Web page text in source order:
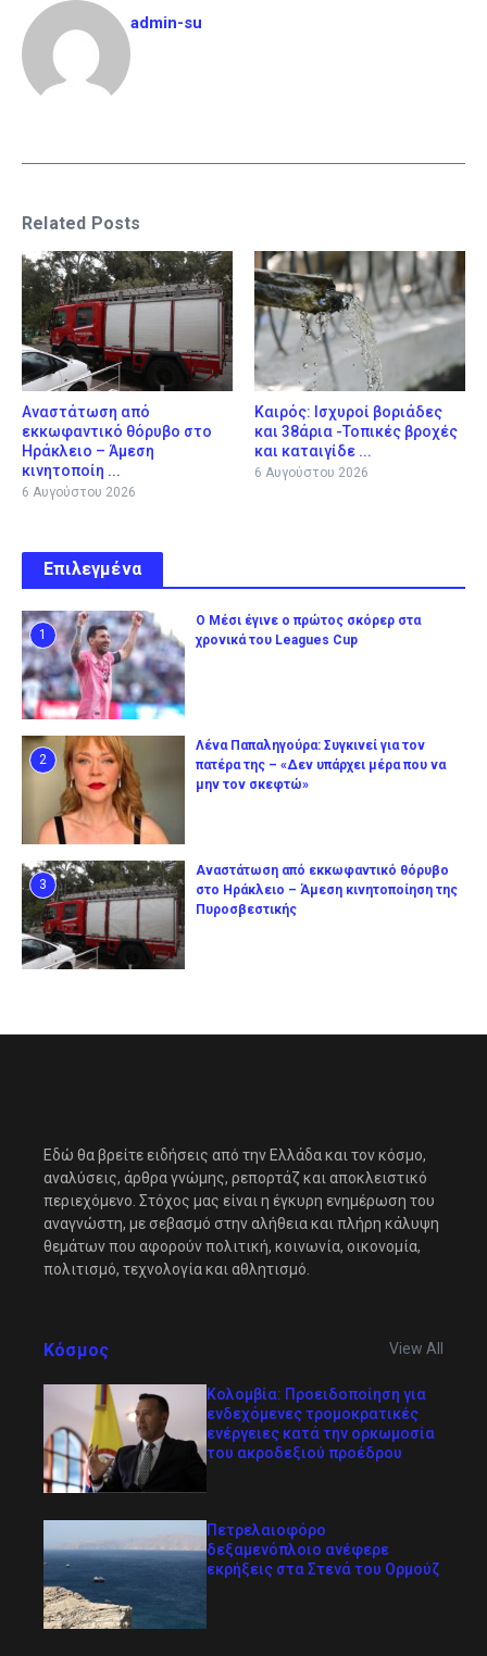
admin-su
Related Posts
Αναστάτωση από
εκκωφαντικό θόρυβο στο
Ηράκλειο – Άμεση
κινητοποίη ...
6 Αυγούστου 2026
Καιρός: Ισχυροί βοριάδες
και 38άρια -Τοπικές βροχές
και καταιγίδε ...
6 Αυγούστου 2026
Επιλεγμένα
1
Ο Μέσι έγινε ο πρώτος σκόρερ στα
χρονικά του Leagues Cup
2
Λένα Παπαληγούρα: Συγκινεί για τον
πατέρα της – «Δεν υπάρχει μέρα που να
μην τον σκεφτώ»
3
Αναστάτωση από εκκωφαντικό θόρυβο
στο Ηράκλειο – Άμεση κινητοποίηση της
Πυροσβεστικής
Εδώ θα βρείτε ειδήσεις από την Ελλάδα και τον κόσμο,
αναλύσεις, άρθρα γνώμης, ρεπορτάζ και αποκλειστικό
περιεχόμενο. Στόχος μας είναι η έγκυρη ενημέρωση του
αναγνώστη, με σεβασμό στην αλήθεια και πλήρη κάλυψη
θεμάτων που αφορούν πολιτική, κοινωνία, οικονομία,
πολιτισμό, τεχνολογία και αθλητισμό.
Κόσμος View All
Κολομβία: Προειδοποίηση για
ενδεχόμενες τρομοκρατικές
ενέργειες κατά την ορκωμοσία
του ακροδεξιού προέδρου
Πετρελαιοφόρο
δεξαμενόπλοιο ανέφερε
εκρήξεις στα Στενά του Ορμούζ